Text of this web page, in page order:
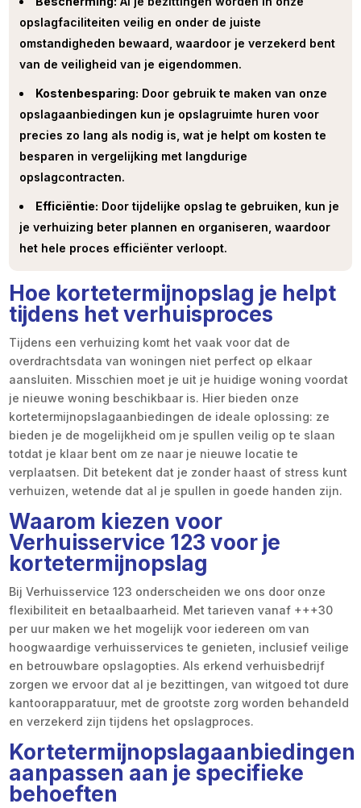
opslagfaciliteiten veilig en onder de juiste
omstandigheden bewaard, waardoor je verzekerd bent
van de veiligheid van je eigendommen.
Kostenbesparing: Door gebruik te maken van onze
opslagaanbiedingen kun je opslagruimte huren voor
precies zo lang als nodig is, wat je helpt om kosten te
besparen in vergelijking met langdurige
opslagcontracten.
Efficiëntie: Door tijdelijke opslag te gebruiken, kun je
je verhuizing beter plannen en organiseren, waardoor
het hele proces efficiënter verloopt.
Hoe kortetermijnopslag je helpt
tijdens het verhuisproces
Tijdens een verhuizing komt het vaak voor dat de
overdrachtsdata van woningen niet perfect op elkaar
aansluiten. Misschien moet je uit je huidige woning voordat
je nieuwe woning beschikbaar is. Hier bieden onze
kortetermijnopslagaanbiedingen de ideale oplossing: ze
bieden je de mogelijkheid om je spullen veilig op te slaan
totdat je klaar bent om ze naar je nieuwe locatie te
verplaatsen. Dit betekent dat je zonder haast of stress kunt
verhuizen, wetende dat al je spullen in goede handen zijn.
Waarom kiezen voor
Verhuisservice 123 voor je
kortetermijnopslag
Bij Verhuisservice 123 onderscheiden we ons door onze
flexibiliteit en betaalbaarheid. Met tarieven vanaf +++30
per uur maken we het mogelijk voor iedereen om van
hoogwaardige verhuisservices te genieten, inclusief veilige
en betrouwbare opslagopties. Als erkend verhuisbedrijf
zorgen we ervoor dat al je bezittingen, van witgoed tot dure
kantoorapparatuur, met de grootste zorg worden behandeld
en verzekerd zijn tijdens het opslagproces.
Kortetermijnopslagaanbiedingen
aanpassen aan je specifieke
behoeften